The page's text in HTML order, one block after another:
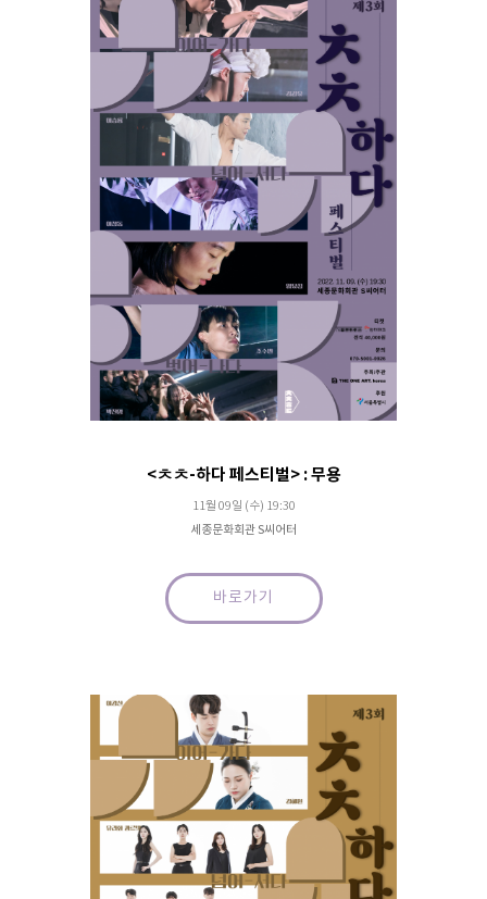
<ㅊㅊ-하다 페스티벌> : 무용
11월 09일 (수) 19:30
세종문화회관 S씨어터
바로가기